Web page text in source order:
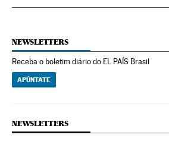
NEWSLETTERS
Receba o boletim diário do EL PAÍS Brasil
APÚNTATE
NEWSLETTERS